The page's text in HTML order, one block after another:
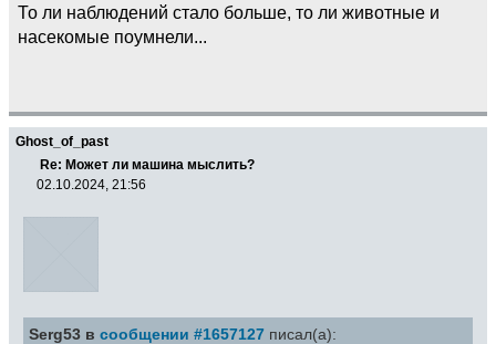
То ли наблюдений стало больше, то ли животные и
насекомые поумнели...
Ghost_of_past
Re: Может ли машина мыслить?
02.10.2024, 21:56
Serg53 в сообщении #1657127 писал(а):